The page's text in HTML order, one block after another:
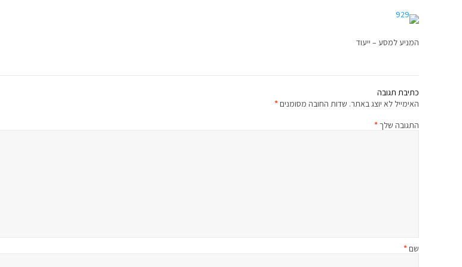
המניע למסע – ייעוד
כתיבת תגובה
האימייל לא יוצג באתר. שדות החובה מסומנים*
התגובה שלך*
שם*